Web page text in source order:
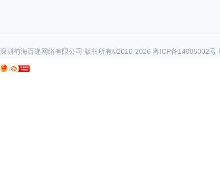
深圳前海百递网络有限公司 版权所有©2010-2026 粤ICP备14085002号